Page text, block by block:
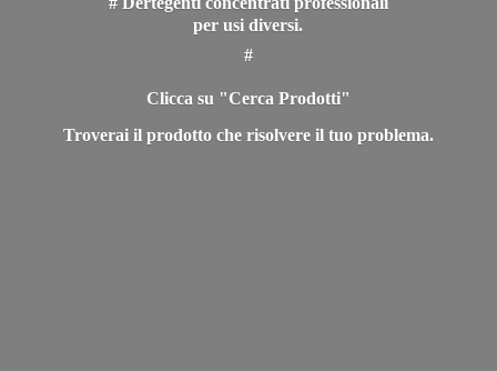
per usi diversi.
#
Clicca su "Cerca Prodotti"
Troverai il prodotto che risolvere il tuo problema.